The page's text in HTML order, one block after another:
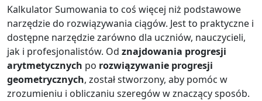
Kalkulator Sumowania to coś więcej niż podstawowe
narzędzie do rozwiązywania ciągów. Jest to praktyczne i
dostępne narzędzie zarówno dla uczniów, nauczycieli,
jak i profesjonalistów. Od znajdowania progresji
arytmetycznych po rozwiązywanie progresji
geometrycznych, został stworzony, aby pomóc w
zrozumieniu i obliczaniu szeregów w znaczący sposób.